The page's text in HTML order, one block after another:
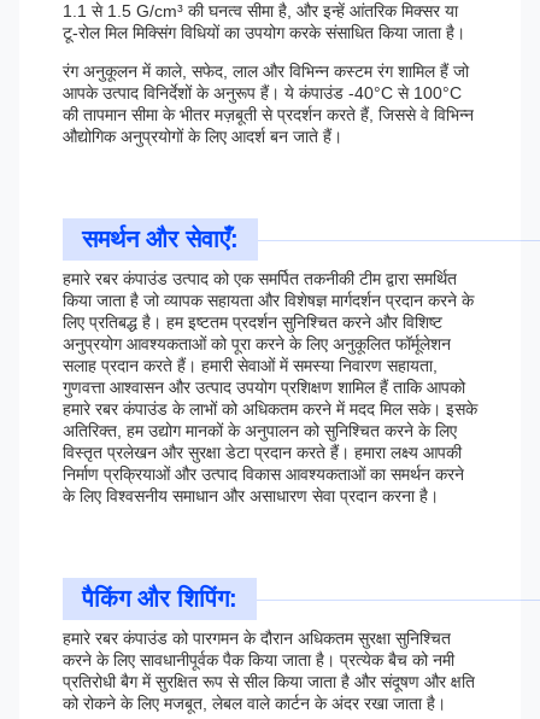
1.1 से 1.5 G/cm³ की घनत्व सीमा है, और इन्हें आंतरिक मिक्सर या
टू-रोल मिल मिक्सिंग विधियों का उपयोग करके संसाधित किया जाता है।
रंग अनुकूलन में काले, सफेद, लाल और विभिन्न कस्टम रंग शामिल हैं जो
आपके उत्पाद विनिर्देशों के अनुरूप हैं। ये कंपाउंड -40°C से 100°C
की तापमान सीमा के भीतर मज़बूती से प्रदर्शन करते हैं, जिससे वे विभिन्न
औद्योगिक अनुप्रयोगों के लिए आदर्श बन जाते हैं।
समर्थन और सेवाएँ:
हमारे रबर कंपाउंड उत्पाद को एक समर्पित तकनीकी टीम द्वारा समर्थित
किया जाता है जो व्यापक सहायता और विशेषज्ञ मार्गदर्शन प्रदान करने के
लिए प्रतिबद्ध है। हम इष्टतम प्रदर्शन सुनिश्चित करने और विशिष्ट
अनुप्रयोग आवश्यकताओं को पूरा करने के लिए अनुकूलित फॉर्मूलेशन
सलाह प्रदान करते हैं। हमारी सेवाओं में समस्या निवारण सहायता,
गुणवत्ता आश्वासन और उत्पाद उपयोग प्रशिक्षण शामिल हैं ताकि आपको
हमारे रबर कंपाउंड के लाभों को अधिकतम करने में मदद मिल सके। इसके
अतिरिक्त, हम उद्योग मानकों के अनुपालन को सुनिश्चित करने के लिए
विस्तृत प्रलेखन और सुरक्षा डेटा प्रदान करते हैं। हमारा लक्ष्य आपकी
निर्माण प्रक्रियाओं और उत्पाद विकास आवश्यकताओं का समर्थन करने
के लिए विश्वसनीय समाधान और असाधारण सेवा प्रदान करना है।
पैकिंग और शिपिंग:
हमारे रबर कंपाउंड को पारगमन के दौरान अधिकतम सुरक्षा सुनिश्चित
करने के लिए सावधानीपूर्वक पैक किया जाता है। प्रत्येक बैच को नमी
प्रतिरोधी बैग में सुरक्षित रूप से सील किया जाता है और संदूषण और क्षति
को रोकने के लिए मजबूत, लेबल वाले कार्टन के अंदर रखा जाता है।